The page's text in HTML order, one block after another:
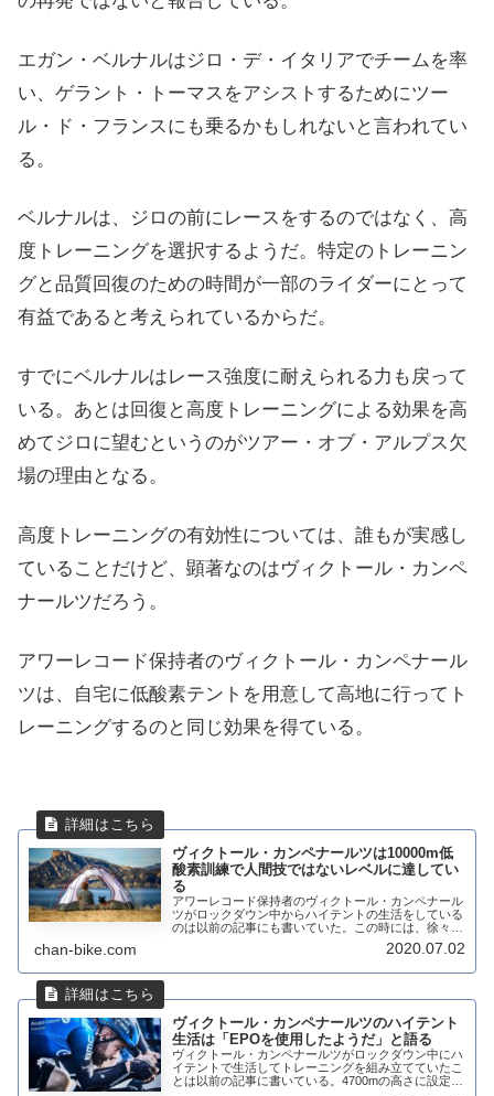
エガン・ベルナルはジロ・デ・イタリアでチームを率
い、ゲラント・トーマスをアシストするためにツー
ル・ド・フランスにも乗るかもしれないと言われてい
る。
ベルナルは、ジロの前にレースをするのではなく、高
度トレーニングを選択するようだ。特定のトレーニン
グと品質回復のための時間が一部のライダーにとって
有益であると考えられているからだ。
すでにベルナルはレース強度に耐えられる力も戻って
いる。あとは回復と高度トレーニングによる効果を高
めてジロに望むというのがツアー・オブ・アルプス欠
場の理由となる。
高度トレーニングの有効性については、誰もが実感し
ていることだけど、顕著なのはヴィクトール・カンペ
ナールツだろう。
アワーレコード保持者のヴィクトール・カンペナール
ツは、自宅に低酸素テントを用意して高地に行ってト
レーニングするのと同じ効果を得ている。
ヴィクトール・カンペナールツは10000m低
酸素訓練で人間技ではないレベルに達してい
る
アワーレコード保持者のヴィクトール・カンペナール
ツがロックダウン中からハイテントの生活をしている
のは以前の記事にも書いていた。この時には、徐々に
慣らして4,700mの高さのハイテントで寝ていたそう
だが、今では10,000mの高さに設定して酸...
chan-bike.com 2020.07.02
ヴィクトール・カンペナールツのハイテント
生活は「EPOを使用したようだ」と語る
ヴィクトール・カンペナールツがロックダウン中にハ
イテントで生活してトレーニングを組み立てていたこ
とは以前の記事に書いている。4700mの高さに設定さ